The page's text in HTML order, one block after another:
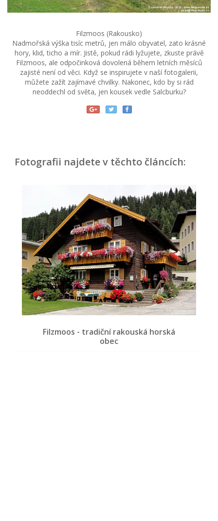
Filzmoos (Rakousko)
Nadmořská výška tisíc metrů, jen málo obyvatel, zato krásné
hory, klid, ticho a mír. Jistě, pokud rádi lyžujete, zkuste právě
Filzmoos, ale odpočinková dovolená během letních měsíců
zajisté není od věci. Když se inspirujete v naší fotogalerii,
můžete zažít zajímavé chvilky. Nakonec, kdo by si rád
neoddechl od světa, jen kousek vedle Salcburku?
Fotografii najdete v těchto článcích:
Filzmoos - tradiční rakouská horská
obec